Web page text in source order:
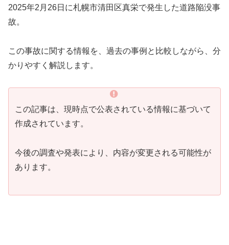
2025年2月26日に札幌市清田区真栄で発生した道路陥没事
故。
この事故に関する情報を、過去の事例と比較しながら、分
かりやすく解説します。
この記事は、現時点で公表されている情報に基づいて
作成されています。
今後の調査や発表により、内容が変更される可能性が
あります。